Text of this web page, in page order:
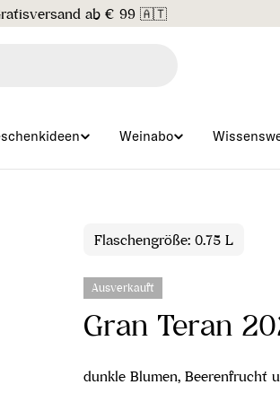
Willkommen in unserem
Weinabo
Flaschengröße: 0.75 L
Ausverkauft
Gran Teran
dunkle Blumen, Beerenfrucht